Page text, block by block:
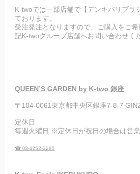
K-twoでは一部店舗で【デンキバリブラ
ております。
受注発注となりますので、ご購入をご
記K-twoグループ店舗へお問い合わせく
QUEEN’S GARDEN by K-two 銀座
〒104-0061東京都中央区銀座7-8-7
定休日
毎週火曜日 ※定休日が祝日の場合は営業
☎ 03-6252-3285